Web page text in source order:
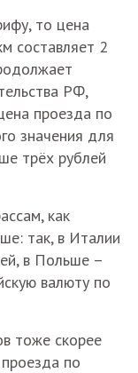
то цена
составляет 2
РФ,
проезда по
значения для
трёх рублей
как
так, в Италии
в Польше –
валюту по
тоже скорее
по